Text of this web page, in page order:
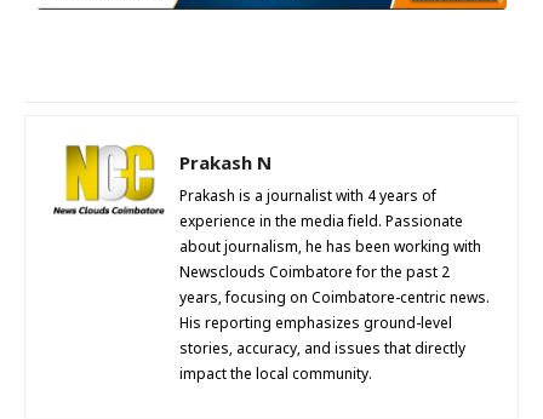
Prakash N
Prakash is a journalist with 4 years of
experience in the media field. Passionate
about journalism, he has been working with
Newsclouds Coimbatore for the past 2
years, focusing on Coimbatore-centric news.
His reporting emphasizes ground-level
stories, accuracy, and issues that directly
impact the local community.